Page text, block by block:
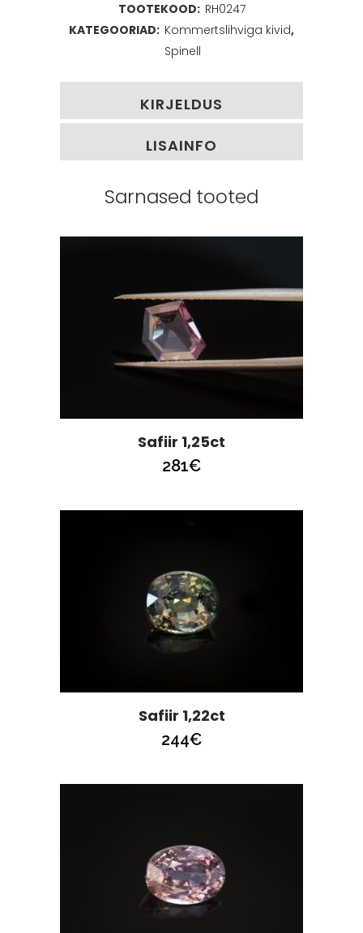
TOOTEKOOD: RH0247
KATEGOORIAD: Kommertslihviga kivid,
Spinell
KIRJELDUS
LISAINFO
Sarnased tooted
Safiir 1,25ct
281€
Safiir 1,22ct
244€